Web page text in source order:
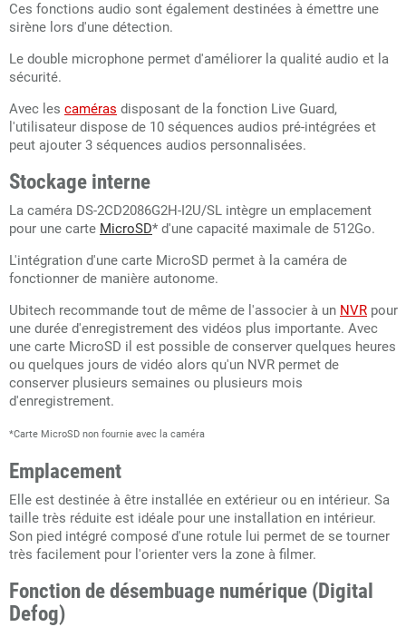
Ces fonctions audio sont également destinées à émettre une
sirène lors d'une détection.
Le double microphone permet d'améliorer la qualité audio et la
sécurité.
Avec les caméras disposant de la fonction Live Guard,
l'utilisateur dispose de 10 séquences audios pré-intégrées et
peut ajouter 3 séquences audios personnalisées.
Stockage interne
La caméra DS-2CD2086G2H-I2U/SL intègre un emplacement
pour une carte MicroSD* d'une capacité maximale de 512Go.
L'intégration d'une carte MicroSD permet à la caméra de
fonctionner de manière autonome.
Ubitech recommande tout de même de l'associer à un NVR pour
une durée d'enregistrement des vidéos plus importante. Avec
une carte MicroSD il est possible de conserver quelques heures
ou quelques jours de vidéo alors qu'un NVR permet de
conserver plusieurs semaines ou plusieurs mois
d'enregistrement.
*Carte MicroSD non fournie avec la caméra
Emplacement
Elle est destinée à être installée en extérieur ou en intérieur. Sa
taille très réduite est idéale pour une installation en intérieur.
Son pied intégré composé d'une rotule lui permet de se tourner
très facilement pour l'orienter vers la zone à filmer.
Fonction dedésembuage numérique (Digital
Defog)